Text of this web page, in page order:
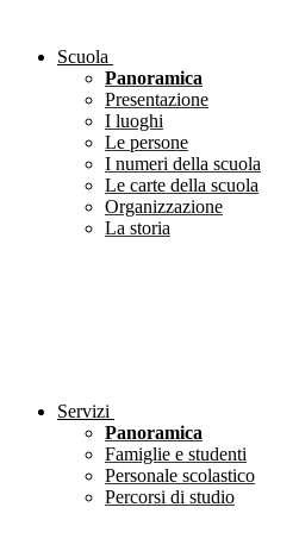
Scuola
Panoramica
Presentazione
I luoghi
Le persone
I numeri della scuola
Le carte della scuola
Organizzazione
La storia
Servizi
Panoramica
Famiglie e studenti
Personale scolastico
Percorsi di studio